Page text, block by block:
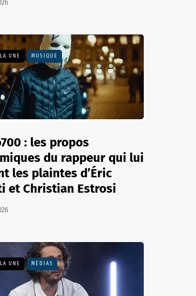
UNE MUSIQUE
: les propos
du rappeur qui lui
les plaintes d’Éric
et Christian Estrosi
UNE MÉDIAS